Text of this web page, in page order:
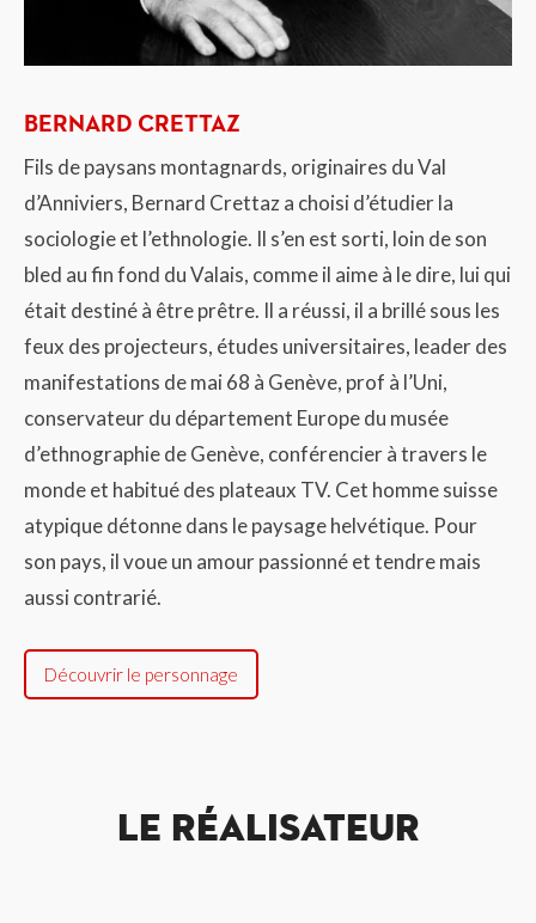
BERNARD CRETTAZ
Fils de paysans montagnards, originaires du Val
d’Anniviers, Bernard Crettaz a choisi d’étudier la
sociologie et l’ethnologie. Il s’en est sorti, loin de son
bled au fin fond du Valais, comme il aime à le dire, lui qui
était destiné à être prêtre. Il a réussi, il a brillé sous les
feux des projecteurs, études universitaires, leader des
manifestations de mai 68 à Genève, prof à l’Uni,
conservateur du département Europe du musée
d’ethnographie de Genève, conférencier à travers le
monde et habitué des plateaux TV. Cet homme suisse
atypique détonne dans le paysage helvétique. Pour
son pays, il voue un amour passionné et tendre mais
aussi contrarié.
Découvrir le personnage
LE RÉALISATEUR